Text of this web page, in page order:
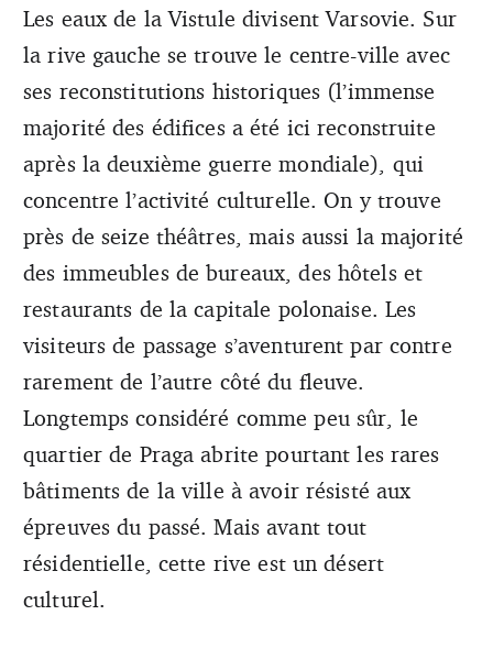
Crédit : Jialiang Gao
Les eaux de la Vistule divisent Varsovie. Sur
la rive gauche se trouve le centre-ville avec
ses reconstitutions historiques (l’immense
majorité des édifices a été ici reconstruite
après la deuxième guerre mondiale), qui
concentre l’activité culturelle. On y trouve
près de seize théâtres, mais aussi la majorité
des immeubles de bureaux, des hôtels et
restaurants de la capitale polonaise. Les
visiteurs de passage s’aventurent par contre
rarement de l’autre côté du fleuve.
Longtemps considéré comme peu sûr, le
quartier de Praga abrite pourtant les rares
bâtiments de la ville à avoir résisté aux
épreuves du passé. Mais avant tout
résidentielle, cette rive est un désert
culturel.